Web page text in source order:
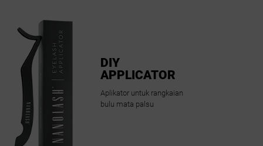
DIY
APPLICATOR
Aplikator untuk rangkaian
bulu mata palsu